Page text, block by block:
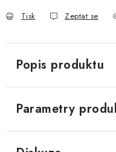
Tisk Zeptat se
Popis produktu
Parametry